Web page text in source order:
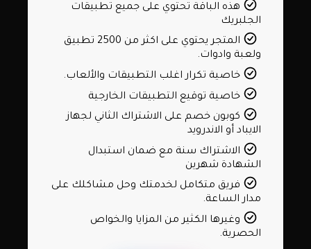
هذه الباقة تحتوي على جميع تطبيقات
الجلبريك
المتجر يحتوي على اكثر من 2500 تطبيق
ولعبة وادوات.
خاصية تكرار اغلب التطبيقات والألعاب.
خاصية توقيع التطبيقات الخارجية
كوبون خصم على الاشتراك الثاني لجهاز
الايباد أو الاندرويد
الاشتراك سنة مع ضمان استبدال
الشهادة شهرين
فريق متكامل لخدمتك وحل مشاكلك على
مدار الساعة.
وغيرها الكثير من المزايا والخواص
الحصرية.